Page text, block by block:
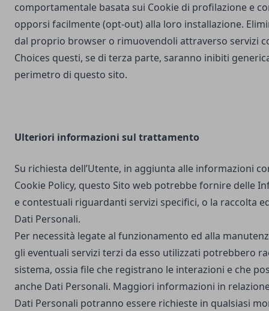
comportamentale basata sui Cookie di profilazione e
opporsi facilmente (opt-out) alla loro installazione.
dal proprio browser o rimuovendoli attraverso servizi
Choices questi, se di terza parte, saranno inibiti
perimetro di questo sito.
Ulteriori informazioni sul trattamento
Su richiesta dell’Utente, in aggiunta alle informazioni
Cookie Policy, questo Sito web potrebbe fornire delle
e contestuali riguardanti servizi specifici, o la raccolta
Dati Personali.
Per necessità legate al funzionamento ed alla
gli eventuali servizi terzi da esso utilizzati potrebbero
sistema, ossia file che registrano le interazioni e che
anche Dati Personali. Maggiori informazioni in
Dati Personali potranno essere richieste in qualsiasi